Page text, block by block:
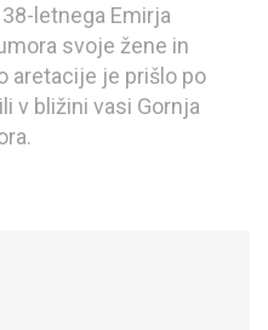
letnega Emirja
svoje žene in
aretacije je prišlo po
v bližini vasi Gornja